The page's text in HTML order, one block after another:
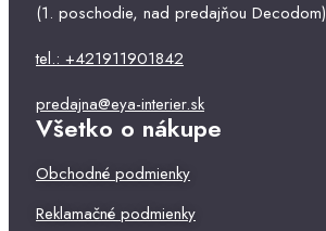
(1. poschodie, nad predajňou Decodom)
tel.: +421911901842
predajna@eya-interier.sk
Všetko o nákupe
Obchodné podmienky
Reklamačné podmienky